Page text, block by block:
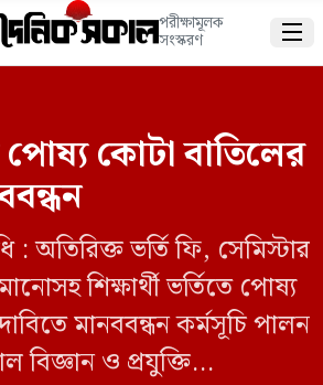
পরীক্ষামূলক
সংস্করণ 
পোষ্য কোটা বাতিলের
: অতিরিক্ত ভর্তি ফি, সেমিস্টার
শিক্ষার্থী ভর্তিতে পোষ্য
মানববন্ধন কর্মসূচি পালন
বিজ্ঞান ও প্রযুক্তি